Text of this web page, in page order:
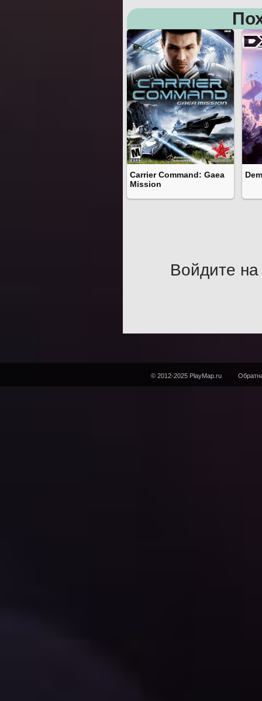
Carrier Command: Gaea
Mission
Войдите на
© 2012-2025 PlayMap.ru